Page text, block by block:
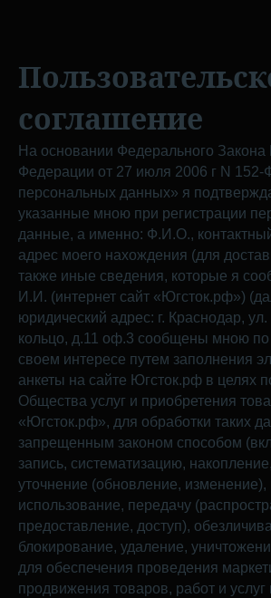
соглашение
На основании Федерального Закона
Федерации от 27 июля 2006 г N
персональных данных» я
указанные мною при регистрации
данные, а именно: Ф.И.О.,
адрес моего нахождения (для
также иные сведения, которые я
И.И. (интернет сайт «Югсток.рф»)
юридический адрес: г. Краснодар,
кольцо, д.11 оф.3 сообщены мною по
своем интересе путем заполнения
анкеты на сайте Югсток.рф в целях
Общества услуг и приобретения
«Югсток.рф», для обработки таких
запрещенным законом способом
запись, систематизацию,
уточнение (обновление, изменение),
использование, передачу
предоставление, доступ),
блокирование, удаление,
для обеспечения проведения
продвижения товаров, работ и услуг